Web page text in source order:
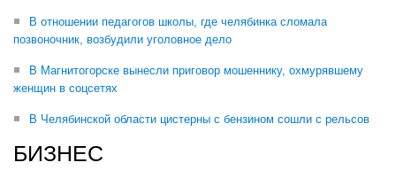
В отношении педагогов школы, где челябинка сломала
позвоночник, возбудили уголовное дело
В Магнитогорске вынесли приговор мошеннику, охмурявшему
женщин в соцсетях
В Челябинской области цистерны с бензином сошли с рельсов
БИЗНЕС